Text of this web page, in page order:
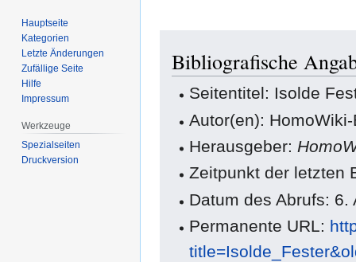
Navigation
springen
Suche
springen
Bibliografische
Seitentitel: Isolde
Autor(en):
Herausgeber:
Zeitpunkt der letzten
Datum des Abrufs: 6.
Permanente URL:
Hauptseite
Kategorien
Letzte Änderungen
Zufällige Seite
Hilfe
Impressum
Werkzeuge
Spezialseiten
Druckversion